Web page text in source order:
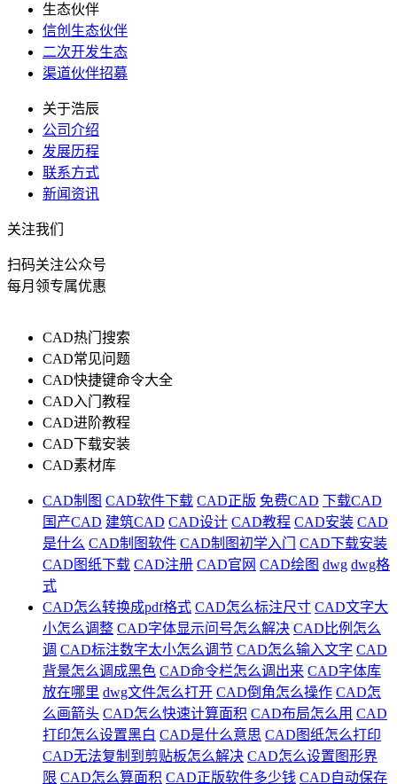
生态伙伴
信创生态伙伴
二次开发生态
渠道伙伴招募
关于浩辰
公司介绍
发展历程
联系方式
新闻资讯
关注我们
扫码关注公众号
每月领专属优惠
CAD热门搜索
CAD常见问题
CAD快捷键命令大全
CAD入门教程
CAD进阶教程
CAD下载安装
CAD素材库
CAD制图 CAD软件下载 CAD正版 免费CAD 下载CAD
国产CAD 建筑CAD CAD设计 CAD教程 CAD安装 CAD
是什么 CAD制图软件 CAD制图初学入门
CAD下载安装
CAD图纸下载 CAD注册 CAD官网 CAD绘图 dwg dwg格
式
CAD怎么转换成pdf格式 CAD怎么标注尺寸 CAD文字大
小怎么调整 CAD字体显示问号怎么解决 CAD比例怎么
调 CAD标注数字太小怎么调节 CAD怎么输入文字 CAD
背景怎么调成黑色 CAD命令栏怎么调出来 CAD字体库
放在哪里 dwg文件怎么打开 CAD倒角怎么操作 CAD怎
么画箭头 CAD怎么快速计算面积 CAD布局怎么用 CAD
打印怎么设置黑白 CAD是什么意思 CAD图纸怎么打印
CAD无法复制到剪贴板怎么解决 CAD怎么设置图形界
限 CAD怎么算面积 CAD正版软件多少钱 CAD自动保存